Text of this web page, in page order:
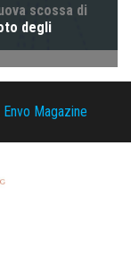
Envo Magazine